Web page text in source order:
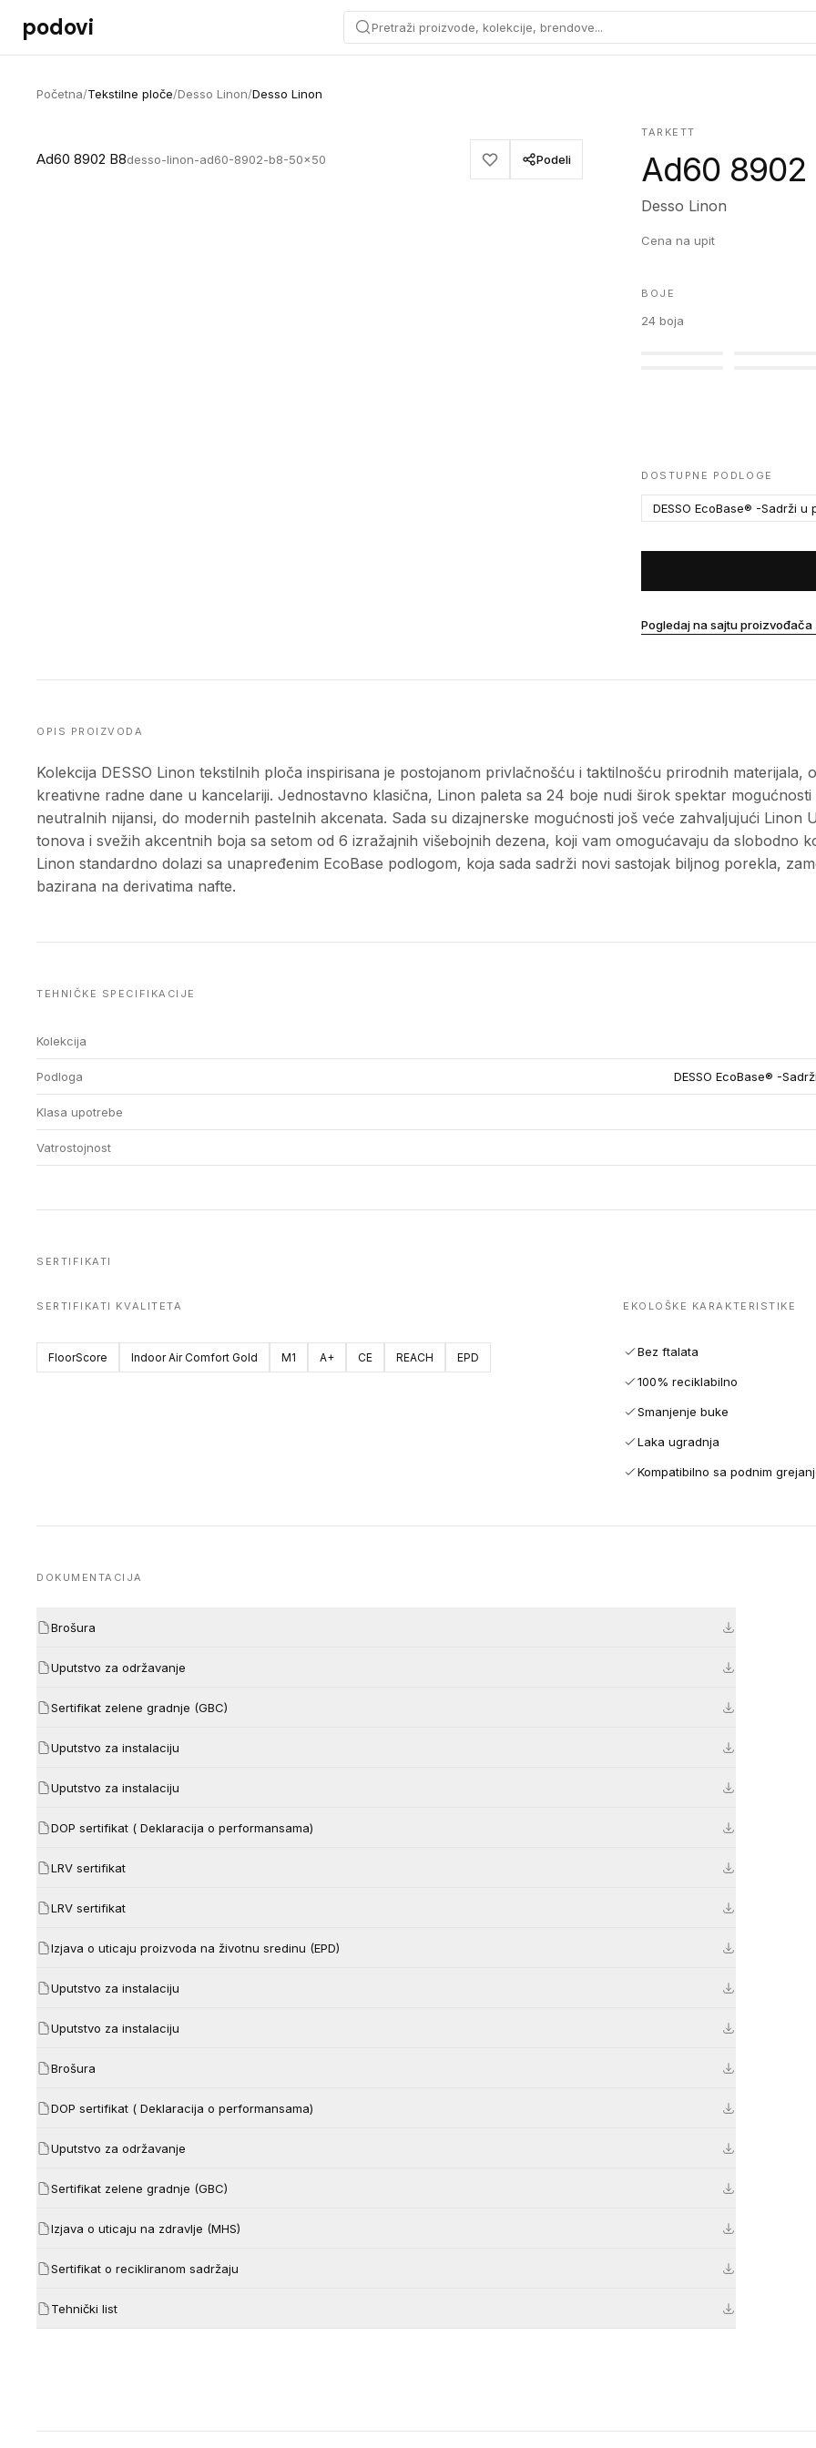
Preskoči na sadržaj
podovi Pretraži proizvode, kolekcije, brendove...
Početna/Tekstilne ploče/Desso Linon/Desso Linon
Ad60 8902 B8desso-linon-ad60-8902-b8-50x50 Podeli
TARKETT
Ad60 8902
Desso Linon
Cena na upit
BOJE
24 boja
DOSTUPNE PODLOGE
DESSO EcoBase® -Sadrži
Pogledaj na sajtu proizvođača
OPIS PROIZVODA
Kolekcija DESSO Linon tekstilnih ploča inspirisana je postojanom privlačnošću i taktilnošću prirodnih
kreativne radne dane u kancelariji. Jednostavno klasična, Linon paleta sa 24 boje nudi širok spektar
neutralnih nijansi, do modernih pastelnih akcenata. Sada su dizajnerske mogućnosti još veće zahvaljujući
tonova i svežih akcentnih boja sa setom od 6 izražajnih višebojnih dezena, koji vam omogućavaju da slobodno
Linon standardno dolazi sa unapređenim EcoBase podlogom, koja sada sadrži novi sastojak biljnog porekla,
bazirana na derivatima nafte.
TEHNIČKE SPECIFIKACIJE
Kolekcija
Podloga DESSO EcoBase® -
Klasa upotrebe
Vatrostojnost
SERTIFIKATI
SERTIFIKATI KVALITETA
FloorScore Indoor Air Comfort Gold M1 A+ CE REACH EPD
EKOLOŠKE KARAKTERISTIKE
Bez ftalata
100% reciklabilno
Smanjenje buke
Laka ugradnja
Kompatibilno sa podnim
DOKUMENTACIJA
Brošura
Uputstvo za održavanje
Sertifikat zelene gradnje (GBC)
Uputstvo za instalaciju
Uputstvo za instalaciju
DOP sertifikat ( Deklaracija o performansama)
LRV sertifikat
LRV sertifikat
Izjava o uticaju proizvoda na životnu sredinu (EPD)
Uputstvo za instalaciju
Uputstvo za instalaciju
Brošura
DOP sertifikat ( Deklaracija o performansama)
Uputstvo za održavanje
Sertifikat zelene gradnje (GBC)
Izjava o uticaju na zdravlje (MHS)
Sertifikat o recikliranom sadržaju
Tehnički list